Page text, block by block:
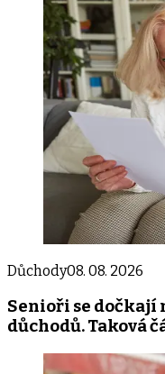
Důchody08. 08. 2026
Senioři se dočkají
důchodů. Taková